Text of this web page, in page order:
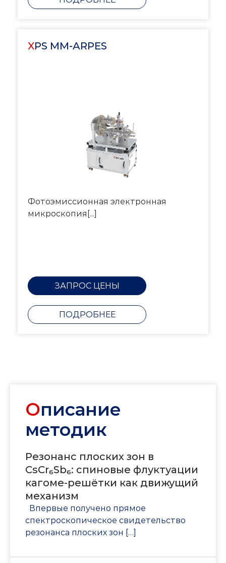
XPS MM-ARPES
Фотоэмиссионная электронная
микроскопия[...]
ЗАПРОС ЦЕНЫ
ПОДРОБНЕЕ
Описание
методик
Резонанс плоских зон в
CsCr₆Sb₆: спиновые флуктуации
кагоме-решётки как движущий
механизм
Впервые получено прямое
спектроскопическое свидетельство
резонанса плоских зон […]